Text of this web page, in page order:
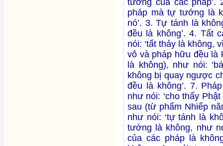
pháp mà tự tướng là
nó’. 3. Tự tánh là
đều là không’. 4. Tất
nói: ‘tất thảy là không,
vô và pháp hữu đều là
là không), như nói:
không bị quay ngược
đều là không’. 7.
như nói: ‘cho thấy
sau (từ phẩm Nhiếp
như nói: ‘tự tánh là
tướng là không, như
của các pháp là